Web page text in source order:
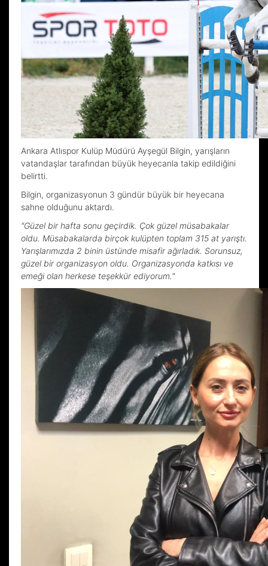
Ankara Atlıspor Kulüp Müdürü Ayşegül Bilgin, yarışların
vatandaşlar tarafından büyük heyecanla takip edildiğini
belirtti.
Bilgin, organizasyonun 3 gündür büyük bir heyecana
sahne olduğunu aktardı.
"Güzel bir hafta sonu geçirdik. Çok güzel müsabakalar
oldu. Müsabakalarda birçok kulüpten toplam 315 at yarıştı.
Yarışlarımızda 2 binin üstünde misafir ağırladık. Sorunsuz,
güzel bir organizasyon oldu. Organizasyonda katkısı ve
emeği olan herkese teşekkür ediyorum."